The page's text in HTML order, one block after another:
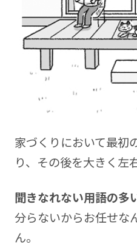
家づくりにおいて最初
り、その後を大きく左
聞きなれない用語の多
分らないからお任せな
ん。